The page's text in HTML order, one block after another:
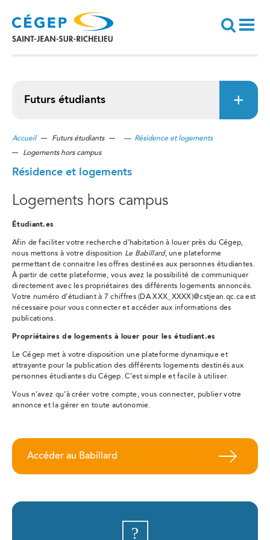
contenu
principal
Recherche
Futurs étudiants
Accueil Futurs étudiants — Résidence et logements
Logements hors campus
Résidence et logements
Logements hors campus
Étudiant.es
Afin de faciliter votre recherche d'habitation à louer près du Cégep,
nous mettons à votre disposition Le Babillard, une plateforme
permettant de connaitre les offres destinées aux personnes étudiantes.
À partir de cette plateforme, vous avez la possibilité de communiquer
directement avec les propriétaires des différents logements annoncés.
Votre numéro d’étudiant à 7 chiffres (DA XXX_XXXX)@cstjean.qc.ca est
nécessaire pour vous connecter et accéder aux informations des
publications.
Propriétaires de logements à louer pour les étudiant.es
Le Cégep met à votre disposition une plateforme dynamique et
attrayante pour la publication des différents logements destinés aux
personnes étudiantes du Cégep. C’est simple et facile à utiliser.
Vous n’avez qu’à créer votre compte, vous connecter, publier votre
annonce et la gérer en toute autonomie.
Accéder au Babillard